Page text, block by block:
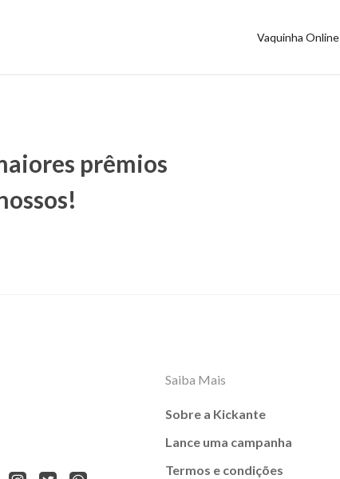
Vaquinha Online
prêmios
Saiba Mais
Sobre a Kickante
Lance uma campanha
Termos e condições